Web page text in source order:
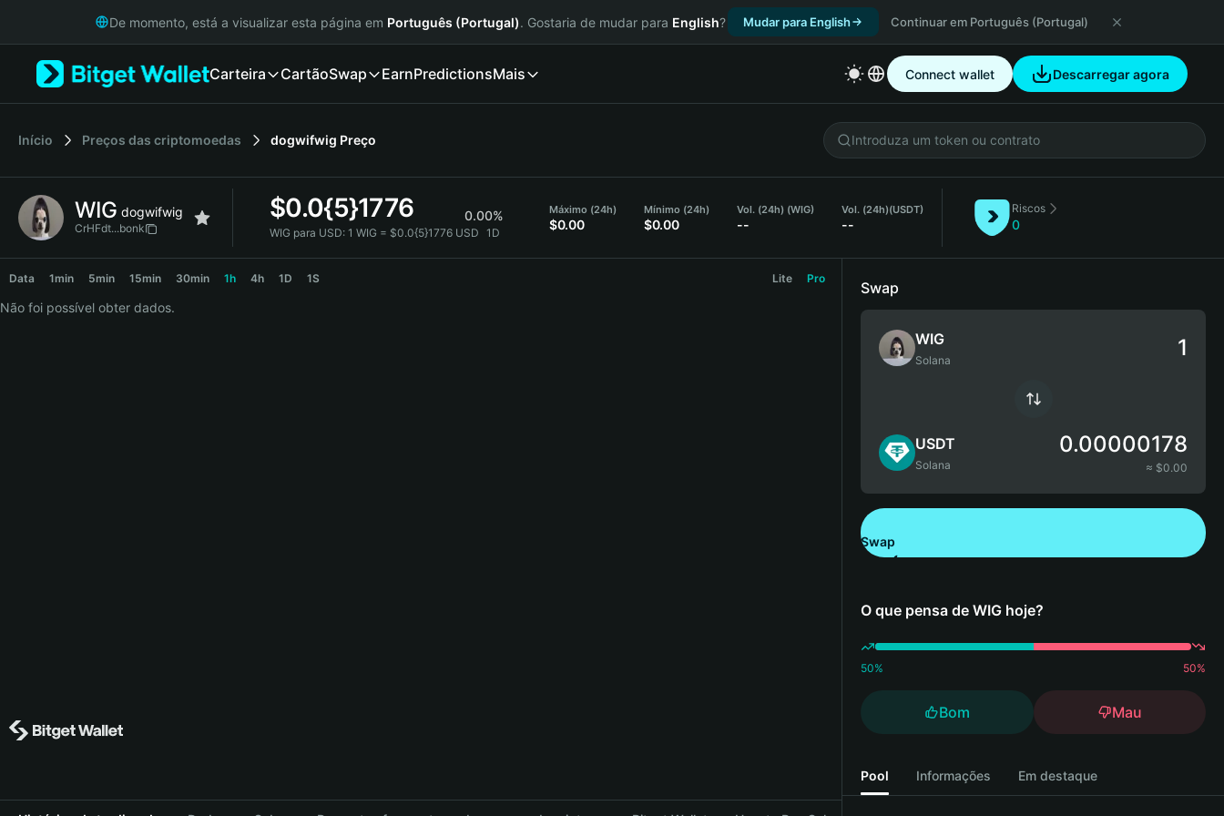
Русский
Italiano
简体中文
繁體中文
Bahasa Indonesia
हिन्दी
De momento, está a visualizar esta página em Português (Portugal). Gostaria de mudar para English? Mudar para English Continuar em Português (Portugal)
Carteira CartãoSwap EarnPredictionsMais Connect wallet Descarregar agora
Início Preços das criptomoedas dogwifwig Preço
WIG dogwifwig
CrHFdt...bonk
$0.0{5}1776 0.00%
WIG para USD: 1 WIG = $0.0{5}1776 USD 1D
Máximo (24h)
$0.00
Mínimo (24h)
$0.00
Vol. (24h) (WIG)
--
Vol. (24h)(USDT)
--
Riscos
0
Data 1min 5min 15min 30min 1h 4h 1D 1S Lite Pro
Não foi possível obter dados.
Swap
WIG
Solana
USDT
Solana
0.00000178
≈ $0.00
Swap
O que pensa de WIG hoje?
50% 50%
Bom Mau
Pool Informações Em destaque